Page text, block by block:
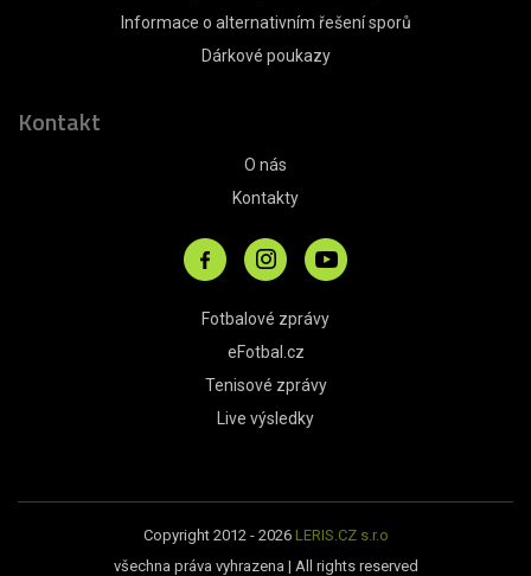
Informace o alternativním řešení sporů
Dárkové poukazy
Kontakt
O nás
Kontakty
Fotbalové zprávy
eFotbal.cz
Tenisové zprávy
Live výsledky
Copyright 2012 - 2026 LERIS.CZ s.r.o
všechna práva vyhrazena | All rights reserved